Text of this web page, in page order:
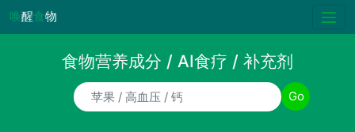
唤醒食物
食物营养成分 / AI食疗 / 补充剂
食物/AI食疗诉求/补充剂名称 Go